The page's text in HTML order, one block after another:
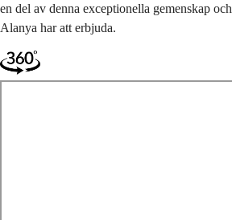
en del av denna exceptionella gemenskap
Alanya har att erbjuda.